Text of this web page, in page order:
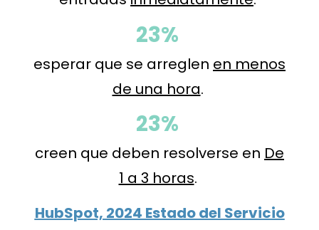
23%
esperar que se arreglen en menos
de una hora.
23%
creen que deben resolverse en De
1 a 3 horas.
HubSpot, 2024 Estado del Servicio